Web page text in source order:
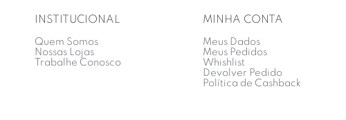
INSTITUCIONAL
Quem Somos
Nossas Lojas
Trabalhe Conosco
MINHA CONTA
Meus Dados
Meus Pedidos
Whishlist
Devolver Pedido
Política de Cashback